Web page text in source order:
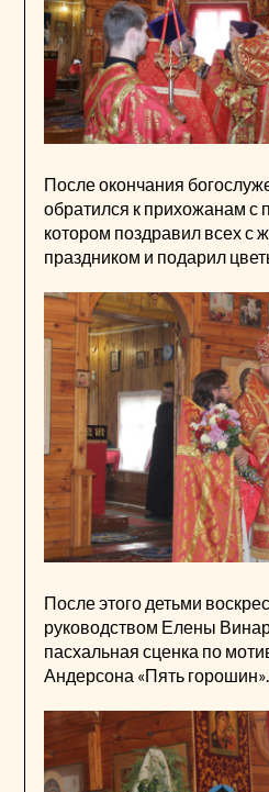
После окончания
обратился к прихожанам с
котором поздравил всех с
праздником и подарил
После этого детьми
руководством Елены
пасхальная сценка по
Андерсона «Пять горошин».